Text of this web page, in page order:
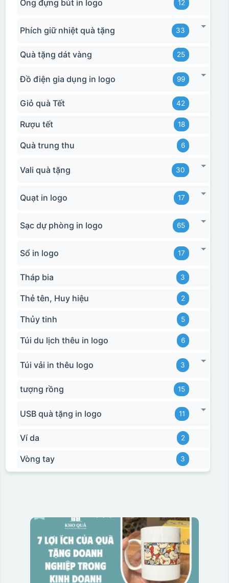
Ống đựng bút in logo 12
Phích giữ nhiệt quà tặng 33
Quà tặng dát vàng 25
Đồ điện gia dụng in logo 99
Giỏ quà Tết 42
Rượu tết 18
Quà trung thu 6
Vali quà tặng 30
Quạt in logo 17
Sạc dự phòng in logo 65
Sổ in logo 17
Tháp bia 3
Thẻ tên, Huy hiệu 2
Thủy tinh 5
Túi du lịch thêu in logo 6
Túi vải in thêu logo 3
tượng rồng 15
USB quà tặng in logo 11
Ví da 2
Vòng tay 3